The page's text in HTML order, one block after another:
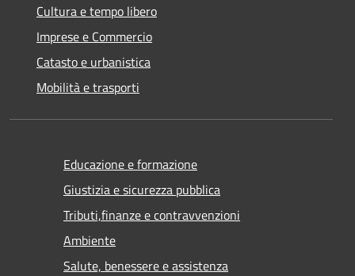
Cultura e tempo libero
Imprese e Commercio
Catasto e urbanistica
Mobilità e trasporti
Educazione e formazione
Giustizia e sicurezza pubblica
Tributi,finanze e contravvenzioni
Ambiente
Salute, benessere e assistenza